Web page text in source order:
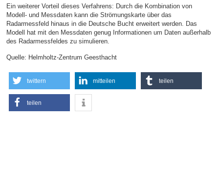
Ein weiterer Vorteil dieses Verfahrens: Durch die Kombination von
Modell- und Messdaten kann die Strömungskarte über das
Radarmessfeld hinaus in die Deutsche Bucht erweitert werden. Das
Modell hat mit den Messdaten genug Informationen um Daten außerhalb
des Radarmessfeldes zu simulieren.
Quelle: Helmholtz-Zentrum Geesthacht
twittern mitteilen teilen
teilen